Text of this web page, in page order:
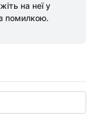
на неї у
помилкою.